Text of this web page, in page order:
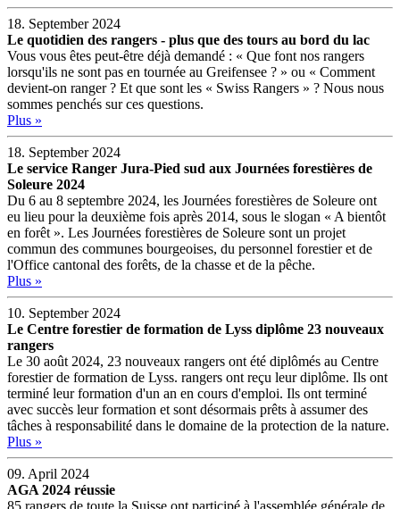
18. September 2024
Le quotidien des rangers - plus que des tours au bord du lac
Vous vous êtes peut-être déjà demandé : « Que font nos rangers
lorsqu'ils ne sont pas en tournée au Greifensee ? » ou « Comment
devient-on ranger ? Et que sont les « Swiss Rangers » ? Nous nous
sommes penchés sur ces questions.
Plus »
18. September 2024
Le service Ranger Jura-Pied sud aux Journées forestières de
Soleure 2024
Du 6 au 8 septembre 2024, les Journées forestières de Soleure ont
eu lieu pour la deuxième fois après 2014, sous le slogan « A bientôt
en forêt ». Les Journées forestières de Soleure sont un projet
commun des communes bourgeoises, du personnel forestier et de
l'Office cantonal des forêts, de la chasse et de la pêche.
Plus »
10. September 2024
Le Centre forestier de formation de Lyss diplôme 23 nouveaux
rangers
Le 30 août 2024, 23 nouveaux rangers ont été diplômés au Centre
forestier de formation de Lyss. rangers ont reçu leur diplôme. Ils ont
terminé leur formation d'un an en cours d'emploi. Ils ont terminé
avec succès leur formation et sont désormais prêts à assumer des
tâches à responsabilité dans le domaine de la protection de la nature.
Plus »
09. April 2024
AGA 2024 réussie
85 rangers de toute la Suisse ont participé à l'assemblée générale de